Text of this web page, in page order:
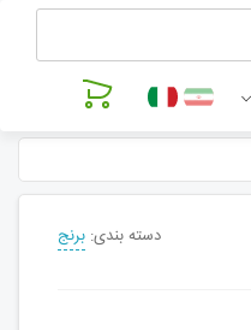
دسته بندی: برنج